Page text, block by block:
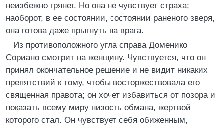
неизбежно грянет. Но она не чувствует страха;
наоборот, в ее состоянии, состоянии раненого зверя,
она готова даже прыгнуть на врага.
Из противоположного угла справа Доменико
Сориано смотрит на женщину. Чувствуется, что он
принял окончательное решение и не видит никаких
препятствий к тому, чтобы восторжествовала его
священная правота; он хочет избавиться от позора и
показать всему миру низость обмана, жертвой
которого стал. Он чувствует себя обиженным,